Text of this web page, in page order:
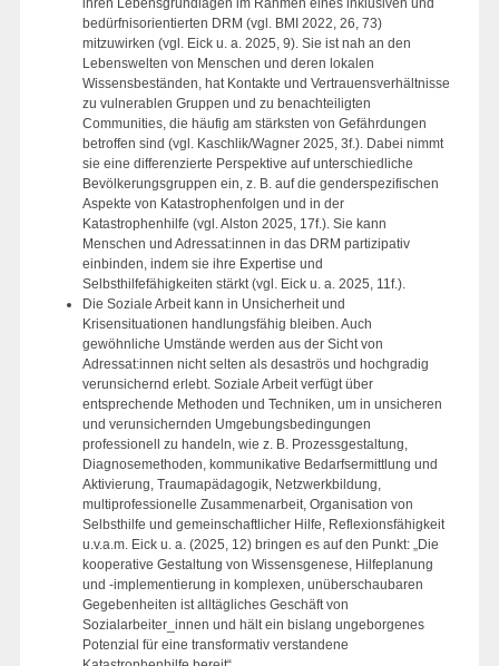
ihren Lebensgrundlagen im Rahmen eines inklusiven und
bedürfnisorientierten DRM (vgl. BMI 2022, 26, 73)
mitzuwirken (vgl. Eick u. a. 2025, 9). Sie ist nah an den
Lebenswelten von Menschen und deren lokalen
Wissensbeständen, hat Kontakte und Vertrauensverhältnisse
zu vulnerablen Gruppen und zu benachteiligten
Communities, die häufig am stärksten von Gefährdungen
betroffen sind (vgl. Kaschlik/Wagner 2025, 3f.). Dabei nimmt
sie eine differenzierte Perspektive auf unterschiedliche
Bevölkerungsgruppen ein, z. B. auf die genderspezifischen
Aspekte von Katastrophenfolgen und in der
Katastrophenhilfe (vgl. Alston 2025, 17f.). Sie kann
Menschen und Adressat:innen in das DRM partizipativ
einbinden, indem sie ihre Expertise und
Selbsthilfefähigkeiten stärkt (vgl. Eick u. a. 2025, 11f.).
Die Soziale Arbeit kann in Unsicherheit und
Krisensituationen handlungsfähig bleiben. Auch
gewöhnliche Umstände werden aus der Sicht von
Adressat:innen nicht selten als desaströs und hochgradig
verunsichernd erlebt. Soziale Arbeit verfügt über
entsprechende Methoden und Techniken, um in unsicheren
und verunsichernden Umgebungsbedingungen
professionell zu handeln, wie z. B. Prozessgestaltung,
Diagnosemethoden, kommunikative Bedarfsermittlung und
Aktivierung, Traumapädagogik, Netzwerkbildung,
multiprofessionelle Zusammenarbeit, Organisation von
Selbsthilfe und gemeinschaftlicher Hilfe, Reflexionsfähigkeit
u.v.a.m. Eick u. a. (2025, 12) bringen es auf den Punkt: „Die
kooperative Gestaltung von Wissensgenese, Hilfeplanung
und -implementierung in komplexen, unüberschaubaren
Gegebenheiten ist alltägliches Geschäft von
Sozialarbeiter_innen und hält ein bislang ungeborgenes
Potenzial für eine transformativ verstandene